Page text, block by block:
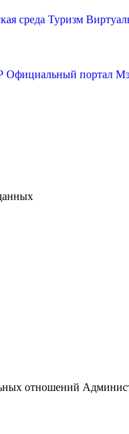
среда Туризм
Официальный портал
отношений